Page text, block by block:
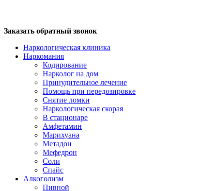
Заказать обратный звонок
Наркологическая клиника
Наркомания
Кодирование
Нарколог на дом
Принудительное лечение
Помощь при передозировке
Снятие ломки
Наркологическая скорая
В стационаре
Амфетамин
Марихуана
Метадон
Мефедрон
Соли
Спайс
Алкоголизм
Пивной